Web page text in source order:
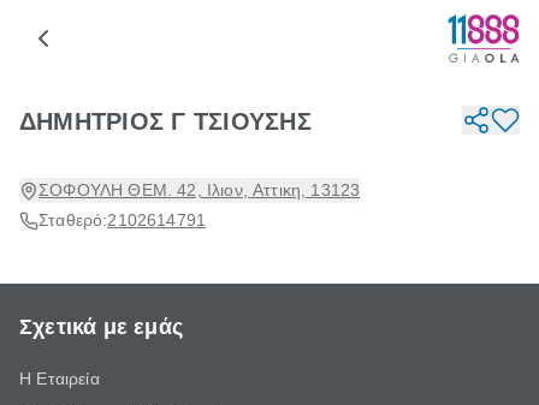
ΔΗΜΗΤΡΙΟΣ Γ ΤΣΙΟΥΣΗΣ
ΣΟΦΟΥΛΗ ΘΕΜ. 42, Ιλιον, Αττικη, 13123
Σταθερό:2102614791
Σχετικά με εμάς
Η Εταιρεία